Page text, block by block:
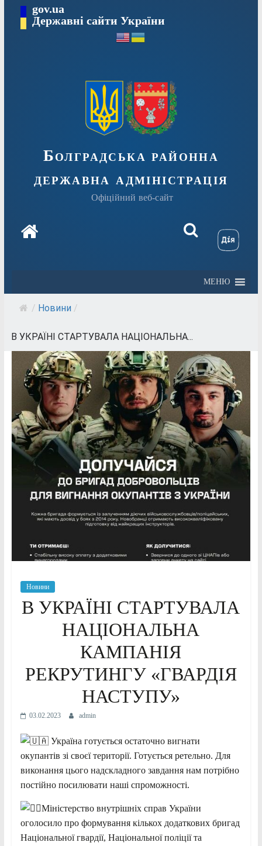
Перейтиgov.ua
Державні сайти України
Болградська районна
державна адміністрація
Офіційний веб-сайт
МЕНЮ
/ Новини /
В УКРАЇНІ СТАРТУВАЛА НАЦІОНАЛЬНА...
Новини
В УКРАЇНІ СТАРТУВАЛА
НАЦІОНАЛЬНА
КАМПАНІЯ
РЕКРУТИНГУ «ГВАРДІЯ
НАСТУПУ»
03.02.2023 admin
Україна готується остаточно вигнати
окупантів зі своєї території. Готується ретельно. Для
виконання цього надскладного завдання нам потрібно
постійно посилювати наші спроможності.
Міністерство внутрішніх справ України
оголосило про формування кількох додаткових бригад
Національної гвардії, Національної поліції та